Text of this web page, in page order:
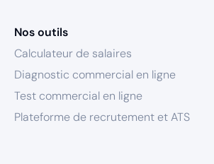
Nos outils
Calculateur de salaires
Diagnostic commercial en ligne
Test commercial en ligne
Plateforme de recrutement et ATS